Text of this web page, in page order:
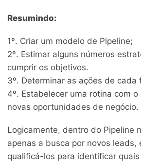
Resumindo:
1º. Criar um modelo de Pipeline;
2º. Estimar alguns números
cumprir os objetivos.
3º. Determinar as ações de cada
4º. Estabelecer uma rotina com
novas oportunidades de negócio.
Logicamente, dentro do Pipeline
apenas a busca por novos leads,
qualificá-los para identificar